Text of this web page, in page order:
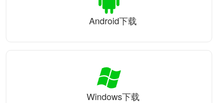
Android下载
Windows下载